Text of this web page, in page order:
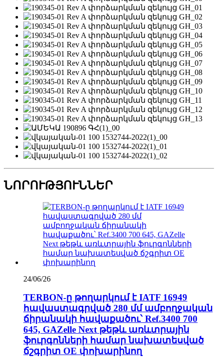
ՆՈՐՈՒԹՅՈՒՆՆԵՐ
24/06/26
TERBON-ը թողարկում է IATF 16949
հավաստագրված 280 մմ ամբողջական
ճիրանակի հավաքածու՝ Ref.3400 700
645, GAZelle Next թեթև առևտրային
ֆուրգոնների համար նախատեսված
ճշգրիտ OE փոխարինող